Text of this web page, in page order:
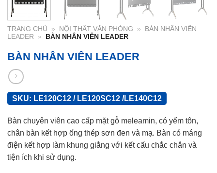
TRANG CHỦ » NỘI THẤT VĂN PHÒNG »
BÀN NHÂN VIÊN
LEADER
» BÀN NHÂN VIÊN LEADER
BÀN NHÂN VIÊN LEADER
SKU: LE120C12 / LE120SC12 /LE140C12
Bàn chuyên viên cao cấp mặt gỗ meleamin, có yếm tôn,
chân bàn kết hợp ống thép sơn đen và mạ. Bàn có máng
điện kết hợp làm khung giằng với kết cấu chắc chắn và
tiện ích khi sử dụng.